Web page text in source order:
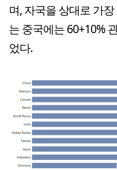
며, 자국을 상대로 가
는 중국에는 60+10%
었다.